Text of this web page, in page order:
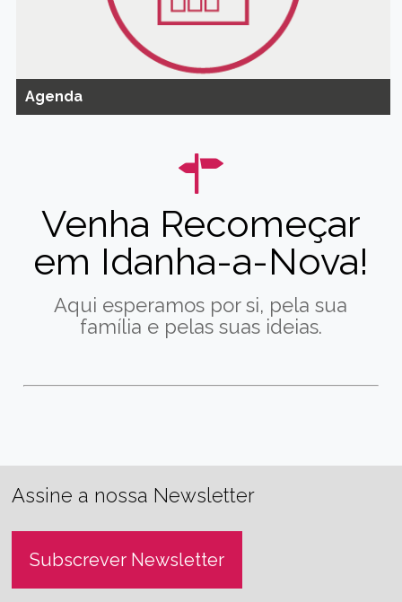
Agenda
Venha Recomeçar
em Idanha-a-Nova!
Aqui esperamos por si, pela sua
família e pelas suas ideias.
Assine a nossa Newsletter
Subscrever Newsletter